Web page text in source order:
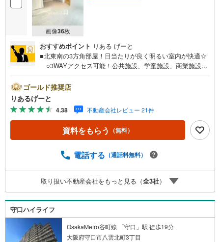
・資金計画、ローン、リフォームまでまとめて一括で相談できます。
お気軽にお問い合わせください。
画像36枚
おすすめポイント りある げーと
■北東南の3方角部屋！日当たりが良く明るい室内が快適☆
○3WAYアクセス可能！公共施設、学童施設、商業施設が
ーションが増える間取り♪■物件検討中のお客さま！ちょっ
と見学してみたいだけなどでも内覧可能です！売主さまの
都合等で見学ができない場合がございます。お気軽に「り
あるげーと」までお問合わせ下さい！■「りあるげーと」が
選ばれるポイント！■年中休まず営業中！いつでも対応致し
ます！・営業時間:9:00～21:00上記の時間帯は、お電話で
承ります！■【無料送迎】「小さなお子さまをつれて外出し
【リフォーム相談】資格を持った専門スタッフがお悩みに
合わせてお話をうかがい、お客さまにぴったりの提案を行
います！■その他:物件相談、住宅ローン相談、ご質問、気
になること、何でもお気軽にご相談ください！
ゴールド推奨店
りあるげーと
4.38 不動産会社レビュー 21件
資料をもらう （無料）
電話する （通話料無料）
取り扱い不動産会社をもっと見る（全3社）
守口ハイライフ
OsakaMetro谷町線 「守口」駅 徒歩19分
大阪府守口市八雲北町3丁目